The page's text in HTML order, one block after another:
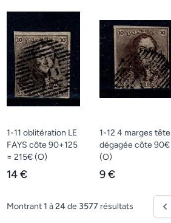
1-11 oblitération LE
FAYS côte 90+125
= 215€(O)
14 €
1-12 4 marges tête
dégagée côte 90€
(O)
9 €
Montrant1 à24de 3577 résultats